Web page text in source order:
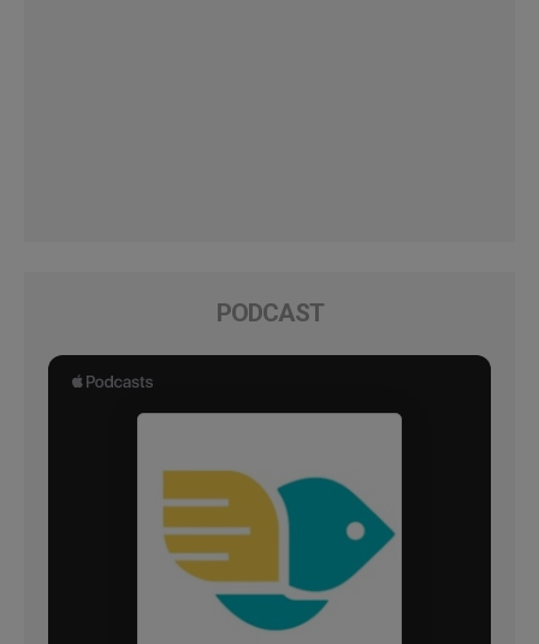
PODCAST